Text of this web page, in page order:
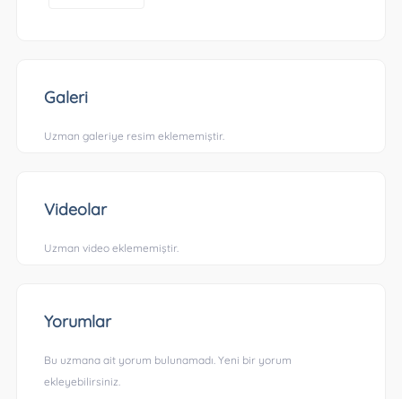
Galeri
Uzman galeriye resim eklememiştir.
Videolar
Uzman video eklememiştir.
Yorumlar
Bu uzmana ait yorum bulunamadı. Yeni bir yorum
ekleyebilirsiniz.